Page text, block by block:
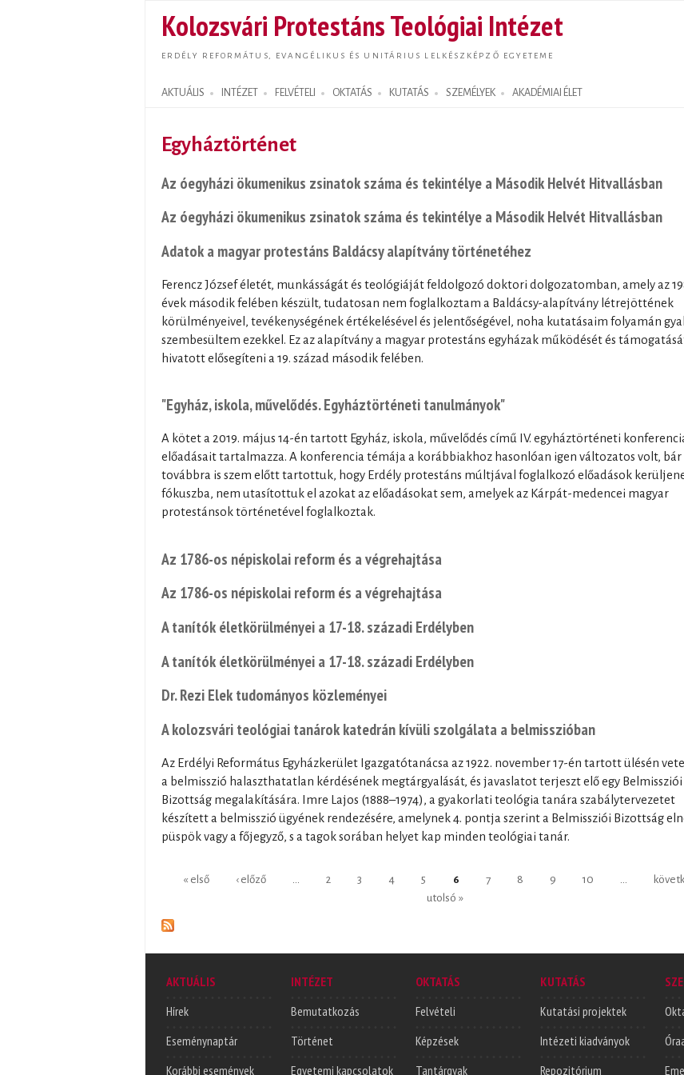
tartalomra
Kolozsvári Protestáns Teológiai Intézet
ERDÉLY REFORMÁTUS, EVANGÉLIKUS ÉS UNITÁRIUS LELKÉSZKÉPZŐ EGYETEME
AKTUÁLIS INTÉZET FELVÉTELI OKTATÁS KUTATÁS SZEMÉLYEK AKADÉMIAI ÉLET
Search form
Egyháztörténet
Az óegyházi ökumenikus zsinatok száma és tekintélye a Második Helvét Hitvallásban
Az óegyházi ökumenikus zsinatok száma és tekintélye a Második Helvét Hitvallásban
Adatok a magyar protestáns Baldácsy alapítvány történetéhez
Ferencz József életét, munkásságát és teológiáját feldolgozó doktori dolgozatomban, amely az
évek második felében készült, tudatosan nem foglalkoztam a Baldácsy-alapítvány létrejöttének
körülményeivel, tevékenységének értékelésével és jelentőségével, noha kutatásaim folyamán
szembesültem ezekkel. Ez az alapítvány a magyar protestáns egyházak működését és
hivatott elősegíteni a 19. század második felében.
"Egyház, iskola, művelődés. Egyháztörténeti tanulmányok"
A kötet a 2019. május 14-én tartott Egyház, iskola, művelődés című IV. egyháztörténeti
előadásait tartalmazza. A konferencia témája a korábbiakhoz hasonlóan igen változatos volt, bár
továbbra is szem előtt tartottuk, hogy Erdély protestáns múltjával foglalkozó előadások
fókuszba, nem utasítottuk el azokat az előadásokat sem, amelyek az Kárpát-medencei magyar
protestánsok történetével foglalkoztak.
Az 1786-os népiskolai reform és a végrehajtása
Az 1786-os népiskolai reform és a végrehajtása
A tanítók életkörülményei a 17-18. századi Erdélyben
A tanítók életkörülményei a 17-18. századi Erdélyben
Dr. Rezi Elek tudományos közleményei
A kolozsvári teológiai tanárok katedrán kívüli szolgálata a belmisszióban
Az Erdélyi Református Egyházkerület Igazgatótanácsa az 1922. november 17-én tartott ülésén
a belmisszió halaszthatatlan kérdésének megtárgyalását, és javaslatot terjeszt elő egy Belmissziói
Bizottság megalakítására. Imre Lajos (1888–1974), a gyakorlati teológia tanára szabálytervezetet
készített a belmisszió ügyének rendezésére, amelynek 4. pontja szerint a Belmissziói Bizottság
püspök vagy a főjegyző, s a tagok sorában helyet kap minden teológiai tanár.
Oldalak
« első ‹ előző 2 3 4 5 6 7 8 9 10
utolsó »
AKTUÁLIS
Hírek
Eseménynaptár
Korábbi események
INTÉZET
Bemutatkozás
Történet
Egyetemi kapcsolatok
OKTATÁS
Felvételi
Képzések
Tantárgyak
KUTATÁS
Kutatási projektek
Intézeti kiadványok
Repozitórium